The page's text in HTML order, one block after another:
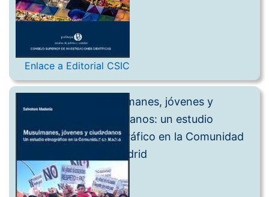
Enlace a Editorial CSIC
Musulmanes, jóvenes y
ciudadanos: un estudio
etnográfico en la Comunidad
de Madrid